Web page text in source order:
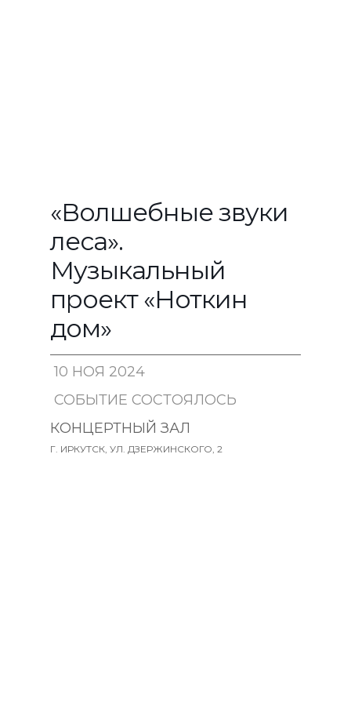
«Волшебные звуки
леса».
Музыкальный
проект «Ноткин
дом»
10 НОЯ 2024
СОБЫТИЕ СОСТОЯЛОСЬ
КОНЦЕРТНЫЙ ЗАЛ
Г. ИРКУТСК, УЛ. ДЗЕРЖИНСКОГО, 2